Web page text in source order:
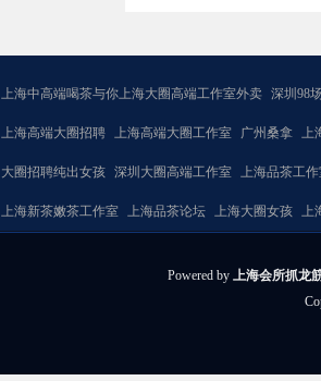
上海中高端喝茶与你上海大圈高端工作室外卖 深圳98
上海高端大圈招聘 上海高端大圈工作室 广州桑拿 上
大圈招聘纯出女孩 深圳大圈高端工作室 上海品茶工
上海新茶嫩茶工作室 上海品茶论坛 上海大圈女孩 上
Powered by 上海会所抓龙